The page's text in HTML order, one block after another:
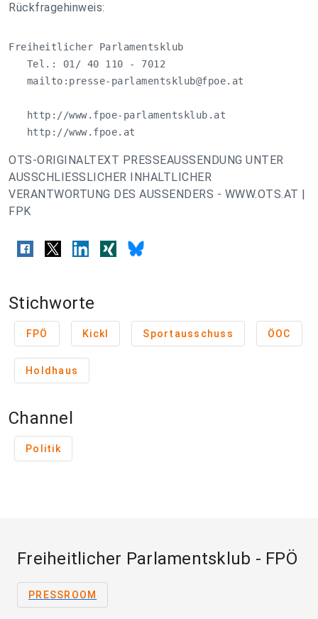
Rückfragehinweis:
Freiheitlicher Parlamentsklub
   Tel.: 01/ 40 110 - 7012
   mailto:
presse-parlamentsklub@fpoe.at
   http://www.fpoe-parlamentsklub.at
   http://www.fpoe.at
OTS-ORIGINALTEXT PRESSEAUSSENDUNG UNTER
AUSSCHLIESSLICHER INHALTLICHER
VERANTWORTUNG DES AUSSENDERS - WWW.OTS.AT |
FPK
Stichworte
FPÖ Kickl Sportausschuss ÖOC
Holdhaus
Channel
Politik
Freiheitlicher Parlamentsklub - FPÖ
PRESSROOM